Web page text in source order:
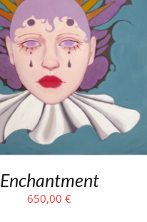
Enchantment
650,00€